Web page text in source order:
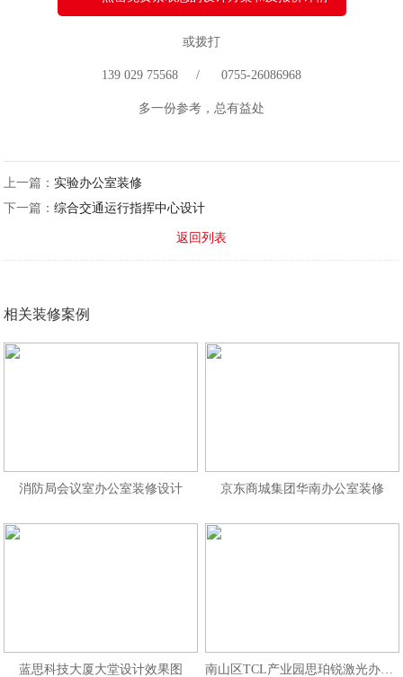
或拨打
139 029 75568 / 0755-26086968
多一份参考，总有益处
上一篇： 实验办公室装修
下一篇：综合交通运行指挥中心设计
返回列表
相关装修案例
消防局会议室办公室装修设计 京东商城集团华南办公室装修
蓝思科技大厦大堂设计效果图